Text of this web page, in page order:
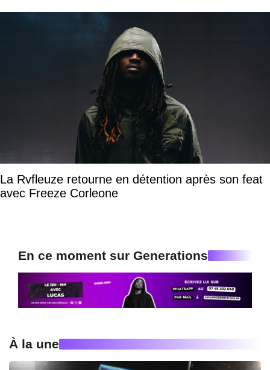
La Rvfleuze retourne en détention après son feat
avec Freeze Corleone
En ce moment sur Generations
À la une